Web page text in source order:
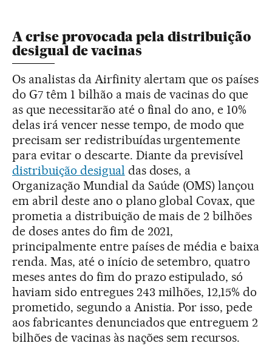
A crise provocada pela distribuição
desigual de vacinas
Os analistas da Airfinity alertam que os países
do G7 têm 1 bilhão a mais de vacinas do que
as que necessitarão até o final do ano, e 10%
delas irá vencer nesse tempo, de modo que
precisam ser redistribuídas urgentemente
para evitar o descarte. Diante da previsível
distribuição desigual das doses, a
Organização Mundial da Saúde (OMS) lançou
em abril deste ano o plano global Covax, que
prometia a distribuição de mais de 2 bilhões
de doses antes do fim de 2021,
principalmente entre países de média e baixa
renda. Mas, até o início de setembro, quatro
meses antes do fim do prazo estipulado, só
haviam sido entregues 243 milhões, 12,15% do
prometido, segundo a Anistia. Por isso, pede
aos fabricantes denunciados que entreguem 2
bilhões de vacinas às nações sem recursos.